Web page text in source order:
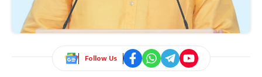
Follow Us